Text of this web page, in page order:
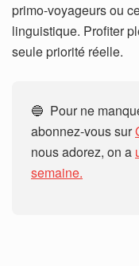
primo-voyageurs ou
linguistique. Profiter
seule priorité réelle.
🔵 Pour ne
abonnez-vous sur
nous adorez, on a
semaine.